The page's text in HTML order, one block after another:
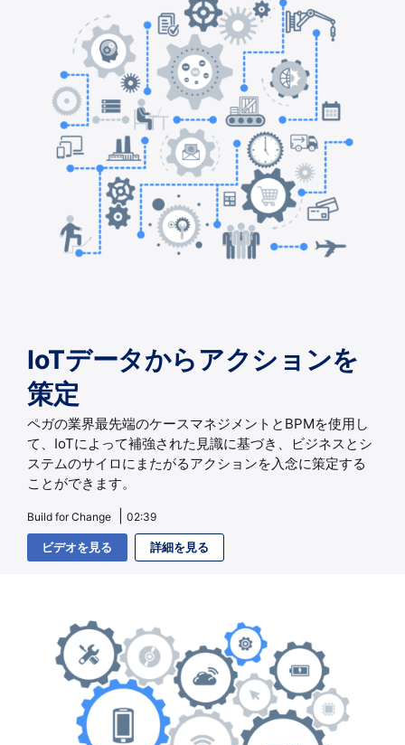
IoTデータからアクションを
策定
ペガの業界最先端のケースマネジメントとBPMを使用し
て、IoTによって補強された見識に基づき、ビジネスとシ
ステムのサイロにまたがるアクションを入念に策定する
ことができます。
Build for Change 02:39
ビデオを見る 詳細を見る